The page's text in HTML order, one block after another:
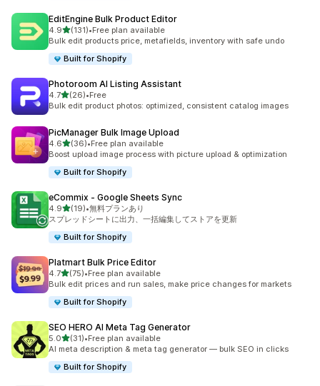
EditEngine Bulk Product Editor
4.95つ星中
(131)
合計レビュー数：131件
•Free plan available
Bulk edit products price, metafields, inventory with safe undo
Built for Shopify
Photoroom AI Listing Assistant
4.75つ星中
(26)
合計レビュー数：26件
•Free
Bulk edit product photos: optimized, consistent catalog images
PicManager Bulk Image Upload
4.65つ星中
(36)
合計レビュー数：36件
•Free plan available
Boost upload image process with picture upload & optimization
Built for Shopify
eCommix ‑ Google Sheets Sync
4.95つ星中
(19)
合計レビュー数：19件
•無料プランあり
スプレッドシートに出力、一括編集してストアを更新
Built for Shopify
Platmart Bulk Price Editor
4.75つ星中
(75)
合計レビュー数：75件
•Free plan available
Bulk edit prices and run sales, make price changes for markets
Built for Shopify
SEO HERO AI Meta Tag Generator
5.05つ星中
(31)
合計レビュー数：31件
•Free plan available
AI meta description & meta tag generator — bulk SEO in clicks
Built for Shopify